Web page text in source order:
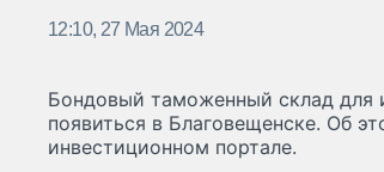
12:10, 27 Мая 2024
Бондовый таможенный склад для
появиться в Благовещенске. Об
инвестиционном портале.